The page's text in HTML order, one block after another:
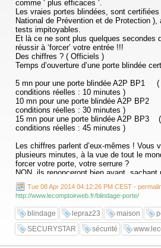
comme ‘ plus efficaces ‘.
Les vraies portes blindées, sont
National de Prévention et de Protection
tests impitoyables.
Et là ce ne sont plus quelques secondes
réussir à ‘forcer’ votre entrée !!!
Des chiffres ? ( Officiels )
Temps d’ouverture d’une porte blindée
5 mn pour une porte blindée A2P BP1 (
conditions réelles : 10 minutes )
10 mn pour une porte blindée A2P BP2
conditions réelles : 30 minutes )
15 mn pour une porte blindée A2P BP3
conditions réelles : 45 minutes )
Les chiffres parlent d’eux-mêmes ! Vous
plusieurs minutes, à la vue de tout le
forcer votre porte, votre serrure ?
NON, ils renonceront bien avant, sachant
malheureusement ! ) qu’ailleurs ce sera
également la même devant une serrure
efficace que les serrures courantes et
Là voilà donc ‘LA’ solution....
Tue 08 Apr 2014 04:12:26 PM CEST -
http://www.lecomptoirweb.fr/blindage-porte/
blindage lepraz23 maison
SECURYSTAR
sécurité